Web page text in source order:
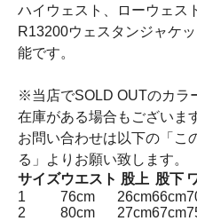
ハイウェスト、ローウェス
R13200ウェスタンジャケ
能です。
※当店でSOLD OUTのカラ
在庫がある場合もございま
お問い合わせは以下の「こ
る」よりお願い致します。
サイズウエスト 股上 股下
1
76cm 26cm66cm
2
80cm 27cm67cm